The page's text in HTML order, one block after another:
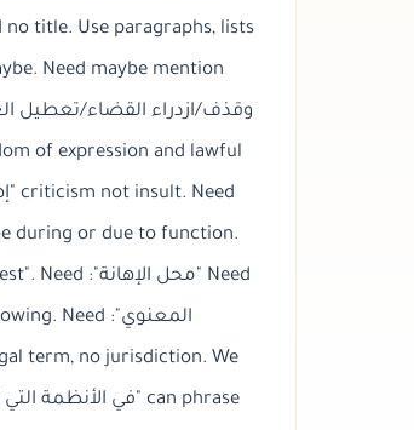
title. Use paragraphs, lists
of expression and lawful
during or due to function.
term, no jurisdiction. We